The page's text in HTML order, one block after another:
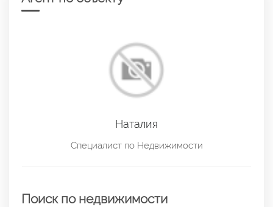
Наталия
Специалист по Недвижимости
Поиск по недвижимости